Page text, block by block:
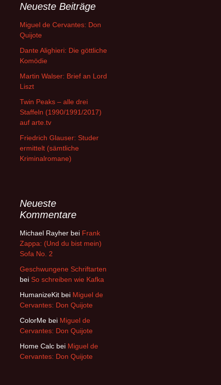
Neueste Beiträge
Miguel de Cervantes: Don
Quijote
Dante Alighieri: Die göttliche
Komödie
Martin Walser: Brief an Lord
Liszt
Twin Peaks – alle drei
Staffeln (1990/1991/2017)
auf arte.tv
Friedrich Glauser: Studer
ermittelt (sämtliche
Kriminalromane)
Neueste
Kommentare
Michael Rayher bei Frank
Zappa: (Und du bist mein)
Sofa No. 2
Geschwungene Schriftarten
bei So schreiben wie Kafka
HumanizeKit bei Miguel de
Cervantes: Don Quijote
ColorMe bei Miguel de
Cervantes: Don Quijote
Home Calc bei Miguel de
Cervantes: Don Quijote